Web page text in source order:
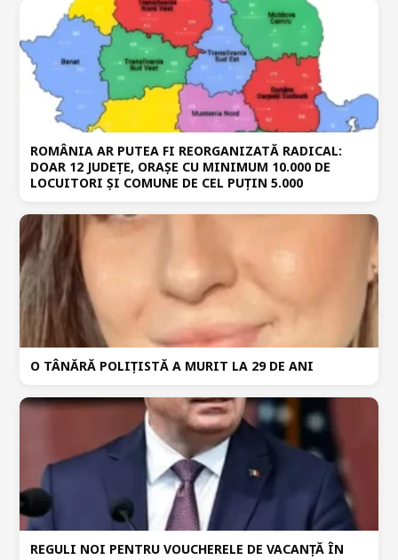
ROMÂNIA AR PUTEA FI REORGANIZATĂ RADICAL:
DOAR 12 JUDEȚE, ORAȘE CU MINIMUM 10.000 DE
LOCUITORI ȘI COMUNE DE CEL PUȚIN 5.000
O TÂNĂRĂ POLIȚISTĂ A MURIT LA 29 DE ANI
REGULI NOI PENTRU VOUCHERELE DE VACANȚĂ ÎN